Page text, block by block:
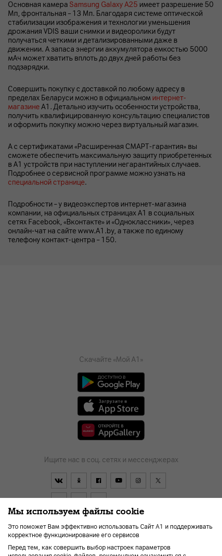
Основная камера Samsung Galaxy A25 имеет разрешение 50
Мп, фронтальная – 13 Мп. Благодаря системе оптической
стабилизации изображения и технологии уменьшения
дрожания VDIS ваши снимки и видеоролики будут
получаться четкими и детализированными даже в
движении. А запаса энергии аккумулятора емкостью 5000
мАч может хватить вплоть до двух дней работы без
подзарядки.
Совершить покупку с доставкой по любому адресу в
пределах Беларуси можно в официальном интернет-
магазинеА1. Детально изучить особенности устройства,
получить квалифицированную консультацию специалистов
и оформить покупку можно через виртуальный магазин.
А с сертификатами «Расширенная СМАРТ-гарантия» вы
сможете обеспечить максимальную защиту приобретенных
в А1 устройств при наступлении негарантийных случаев.
Подробнее о сервисной программе можно узнать на
специальной странице.
Подробности – у видеоэкспертов интернет-магазина
компании, на официальных страницах A1 в социальных
сетях Facebook, «Вконтакте» и «Одноклассники», через
онлайн-чат на сайте www.A1.by, а также по единому
телефону контакт-центра – 150.
Скачайте «Мой А1»
Ищите нас в соц. сетях и мессенджерах
Договор О компании Оплата
Мы используем файлы cookie
Это поможет Вам эффективно использовать Сайт А1 и поддерживать
корректное функционирование его сервисов
Перед тем, как совершить выбор настроек параметров